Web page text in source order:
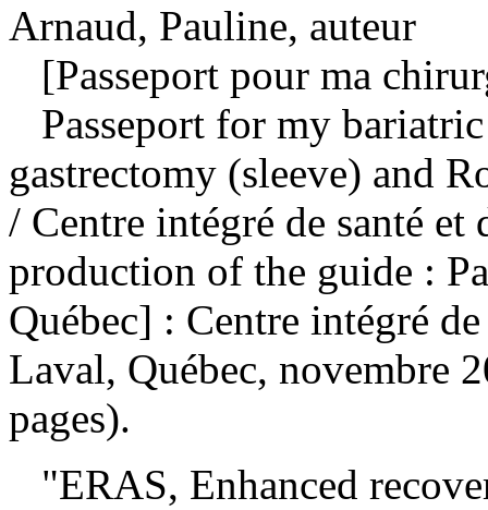
Arnaud, Pauline, auteur
[Passeport pour ma
Passeport for my
gastrectomy (sleeve) and
/ Centre intégré de santé
production of the guide :
Québec] : Centre intégré
Laval, Québec, novembre
pages).
"ERAS, Enhanced